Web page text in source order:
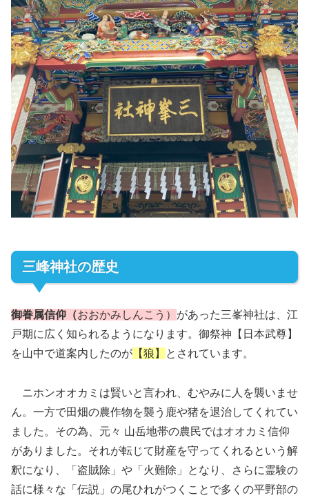
三峰神社の歴史
御眷属信仰（おおかみしんこう） があった三峯神社は、江
戸期に広く知られるようになります。御祭神【日本武尊】
を山中で道案内したのが 【狼】 とされています。
ニホンオオカミは賢いと言われ、むやみに人を襲いませ
ん。一方で田畑の農作物を襲う鹿や猪を退治してくれてい
ました。その為、元々 山岳地帯の農民ではオオカミ信仰
がありました。それが転じて財産を守ってくれるという解
釈になり、「盗賊除」や「火難除」となり、さらに霊験の
話に様々な「伝説」の尾ひれがつくことで多くの平野部の